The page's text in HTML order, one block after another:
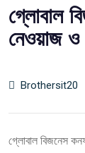
গ্লোবাল
নেওয়াজ ও
Brothersit20
গ্লোবাল বিজনেস